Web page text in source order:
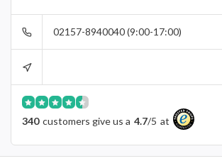
02157-8940040 (9:00-17:00)
340 customers give us a 4.7/5 at